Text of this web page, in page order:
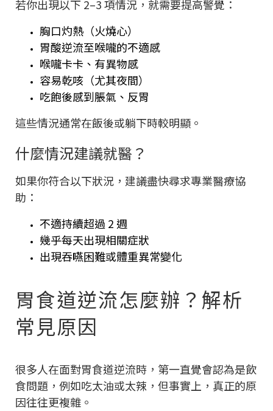
若你出現以下 2–3 項情況，就需要提高警覺：
胸口灼熱（火燒心）
胃酸逆流至喉嚨的不適感
喉嚨卡卡、有異物感
容易乾咳（尤其夜間）
吃飽後感到脹氣、反胃
這些情況通常在飯後或躺下時較明顯。
什麼情況建議就醫？
如果你符合以下狀況，建議盡快尋求專業醫療協
助：
不適持續超過 2 週
幾乎每天出現相關症狀
出現吞嚥困難或體重異常變化
胃食道逆流怎麼辦？解析
常見原因
很多人在面對胃食道逆流時，第一直覺會認為是飲
食問題，例如吃太油或太辣，但事實上，真正的原
因往往更複雜。